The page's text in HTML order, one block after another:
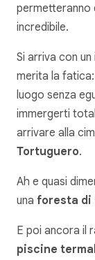
permetteranno
incredibile.
Si arriva con
merita la fatica:
luogo senza
immergerti
arrivare alla
Tortuguero.
Ah e quasi
una foresta di
E poi ancora il
piscine